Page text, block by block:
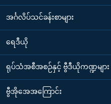
အင်္ဂလိပ်သင်ခန်းစာများ
ရေဒီယို
ရုပ်သံအစီအစဉ်နှင့် ဗွီဒီယိုကဏ္ဍများ
ဗွီအိုအေအကြောင်း